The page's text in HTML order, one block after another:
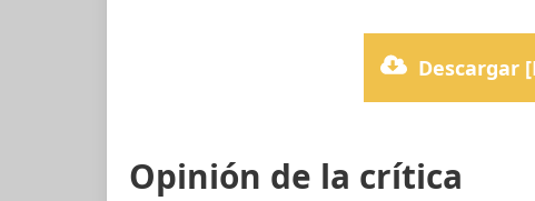
Descargar
Opinión de la crítica